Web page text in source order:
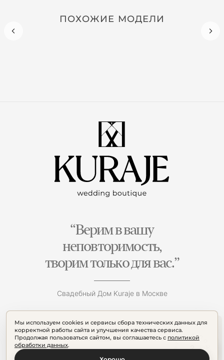
ПОХОЖИЕ МОДЕЛИ
Мы используем cookies и сервисы сбора технических данных для
корректной работы сайта и улучшения качества сервиса.
Продолжая пользоваться сайтом, вы соглашаетесь с политикой
обработки данных.
“Верим в вашу
неповторимость,
творим только для вас.”
Свадебный Дом Kuraje в Москве